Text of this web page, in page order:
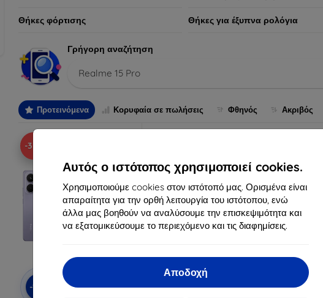
Αυτός ο ιστότοπος χρησιμοποιεί cookies.
Χρησιμοποιούμε cookies στον ιστότοπό μας. Ορισμένα είναι
απαραίτητα για την ορθή λειτουργία του ιστότοπου, ενώ
άλλα μας βοηθούν να αναλύσουμε την επισκεψιμότητα και
να εξατομικεύσουμε το περιεχόμενο και τις διαφημίσεις.
Αποδοχή
Θήκες φόρτισης Θήκες για έξυπνα ρολόγια
Γρήγορη αναζήτηση
Realme 15 Pro
Προτεινόμενα Κορυφαία σε πωλήσεις Φθηνός Ακριβός
-37%
-10%
Έκπτωση
EXTRA10